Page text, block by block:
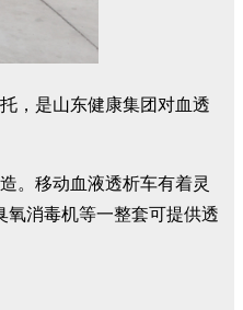
，是山东健康集团对血透
。移动血液透析车有着灵
氧消毒机等一整套可提供透